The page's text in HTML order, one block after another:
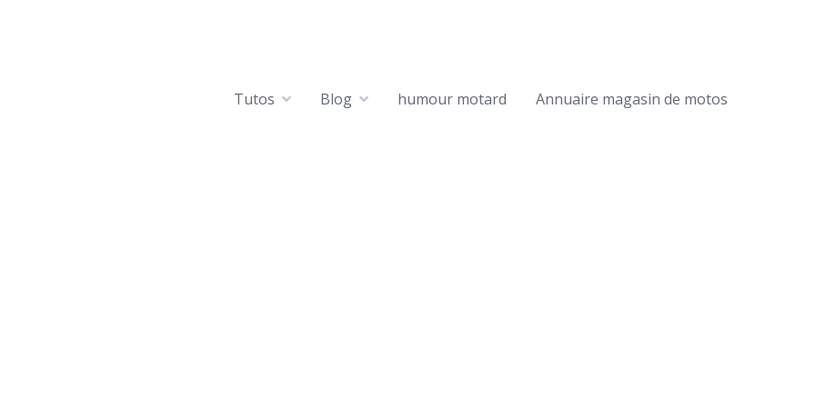
Tutos Blog humour motard Annuaire magasin de motos